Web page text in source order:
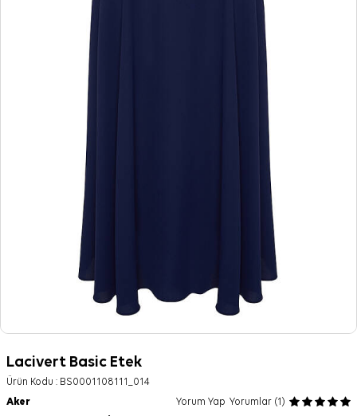
Lacivert Basic Etek
Ürün Kodu : BS0001108111_014
Aker
Yorum Yap Yorumlar (1)